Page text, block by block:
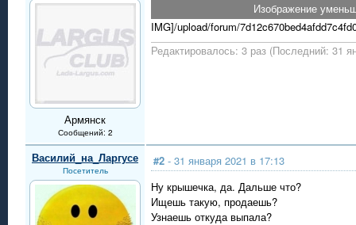
Армянск
Сообщений: 2
Изображение
IMG]/upload/forum/
Редактировалось: 3 раз (Последний: 31
Василий_на_Ларгусе
Посетитель
#2 - 31 января 2021 в 17:13
Ну крышечка, да. Дальше что?
Ищешь такую, продаешь?
Узнаешь откуда выпала?